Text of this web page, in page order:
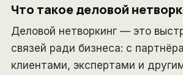
Что такое деловой
Деловой нетворкинг — это
связей ради бизнеса: с
клиентами, экспертами и